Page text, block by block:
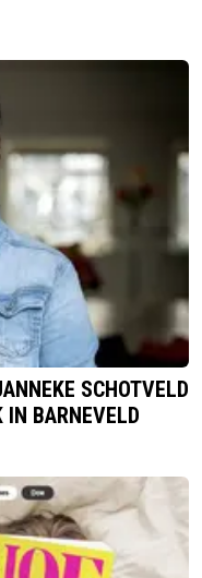
SCHOTVELD
IN BARNEVELD